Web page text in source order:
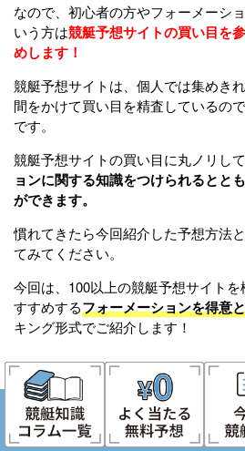
なので、初心者の方やフォーメーシ
いう方は競艇予想サイトの買い目を
めします！
競艇予想サイトは、個人では集めき
間をかけて買い目を精査しているの
です。
競艇予想サイトの買い目に丸ノリして
ョンに関する知識をつけられるとと
ができます。
慣れてきたら今回紹介した予想方法
てみてください。
今回は、100以上の競艇予想サイト
すすめするフォーメーションを得意
キング形式でご紹介します！
【ムサシも利用中！】フォーメ
予想サイトランキングTOP5